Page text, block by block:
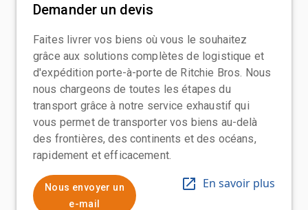
Demander un devis
Faites livrer vos biens où vous le souhaitez
grâce aux solutions complètes de logistique et
d'expédition porte-à-porte de Ritchie Bros. Nous
nous chargeons de toutes les étapes du
transport grâce à notre service exhaustif qui
vous permet de transporter vos biens au-delà
des frontières, des continents et des océans,
rapidement et efficacement.
Nous envoyer un
e-mail
En savoir plus